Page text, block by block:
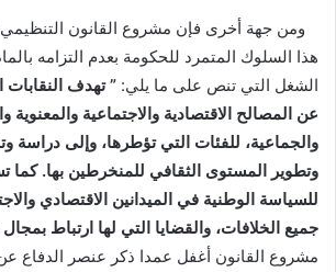
ومن جهة أخرى فإن مشروع القانون
الشغل التي تنص على ما يلي: ”تهدف النقابات
عن المصالح الاقتصادية والاجتماعية والمعنوية
والجماعية، للفئات التي تؤطرها، وإلى دراسة
وتطوير المستوى الثقافي للمنخرطين بها. كما
للسياسة الوطنية في الميدانين الاقتصادي
جميع الخلافات، والقضايا التي لها ارتباط
مشروع القانون أغفل عمدا ذكر عنصر الدفاع